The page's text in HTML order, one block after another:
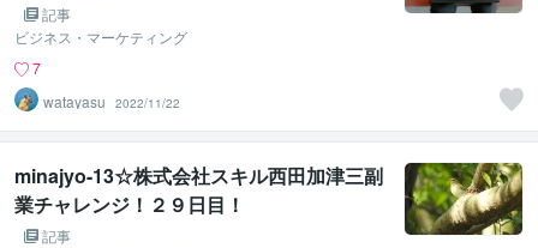
記事
ビジネス・マーケティング
7
watayasu
2022/11/22
minajyo-13☆株式会社スキル西田加津三副
業チャレンジ！２９日目！
記事